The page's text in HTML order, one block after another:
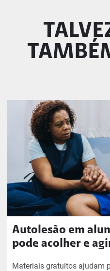
Autolesão em
pode acolher e
Materiais gratuitos ajudam